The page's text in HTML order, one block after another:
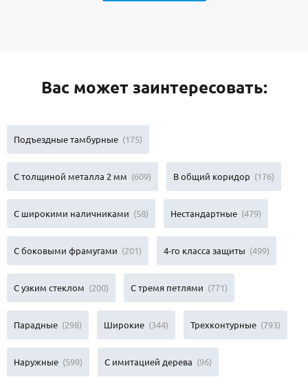
Вас может заинтересовать:
Подъездные тамбурные (175)
С толщиной металла 2 мм (609) В общий коридор (176)
С широкими наличниками (58) Нестандартные (479)
С боковыми фрамугами (201) 4-го класса защиты (499)
С узким стеклом (200) С тремя петлями (771)
Парадные (298) Широкие (344) Трехконтурные (793)
Наружные (599) С имитацией дерева (96)